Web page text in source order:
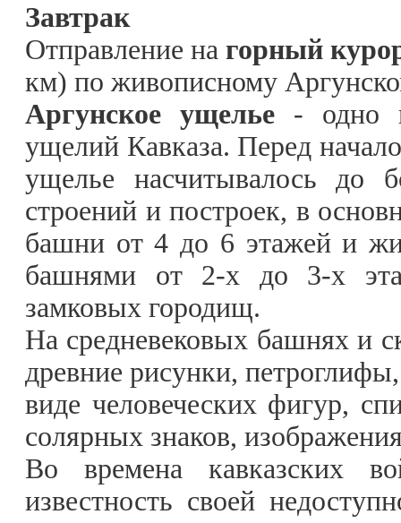
Завтрак
Отправление на горный
км) по живописному
Аргунское ущелье - одно
ущелий Кавказа. Перед
ущелье насчитывалось до
строений и построек, в
башни от 4 до 6 этажей и
башнями от 2-х до 3-х
замковых городищ.
На средневековых башнях и
древние рисунки,
виде человеческих фигур,
солярных знаков,
Во времена кавказских
известность своей